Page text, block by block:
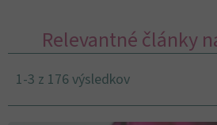
Relevantné články
1-3 z 176 výsledkov